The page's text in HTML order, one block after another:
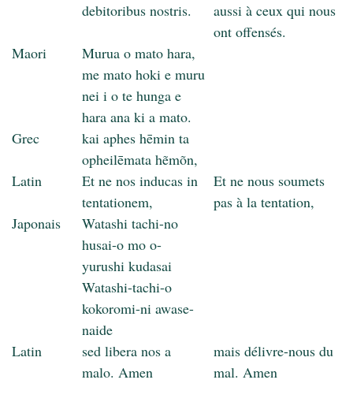
debitoribus nostris.
aussi à ceux qui nous
ont offensés.
Maori
Murua o mato hara,
me mato hoki e muru
nei i o te hunga e
hara ana ki a mato.
Grec
kai aphes hēmin ta
opheilēmata hẽmõn,
Latin
Et ne nos inducas in
tentationem,
Et ne nous soumets
pas à la tentation,
Japonais
Watashi tachi-no
husai-o mo o-
yurushi kudasai
Watashi-tachi-o
kokoromi-ni awase-
naide
Latin
sed libera nos a
malo. Amen
mais délivre-nous du
mal. Amen